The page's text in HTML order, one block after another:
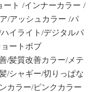
ート /インナーカラー /
/アッシュカラー /パ
イライト/デジタルパ
ートボブ
/髪質改善カラー/メテ
/シャギー/切りっぱな
カラー/ピンクカラー